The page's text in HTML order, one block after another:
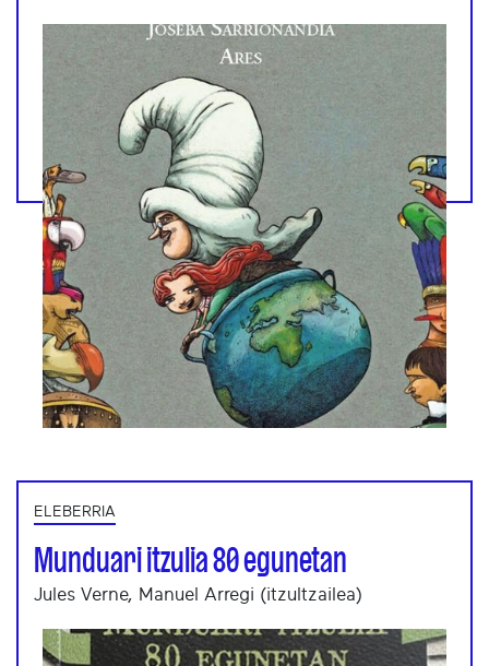
ELEBERRIA
Munduari itzulia 80 egunetan
Jules Verne, Manuel Arregi (itzultzailea)